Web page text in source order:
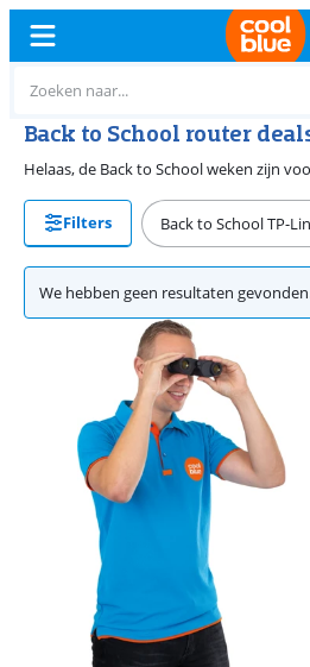
Back to School router
Filters Back to School TP-
We hebben geen resultaten